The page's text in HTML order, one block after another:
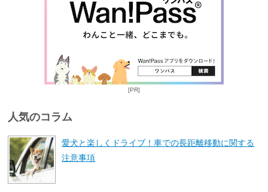
[PR]
人気のコラム
愛犬と楽しくドライブ！車での長距離移動に関する
注意事項